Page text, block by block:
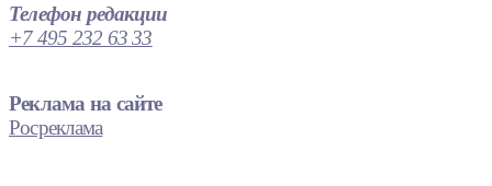
Телефон редакции
+7 495 232 63 33
Реклама на сайте
Росреклама